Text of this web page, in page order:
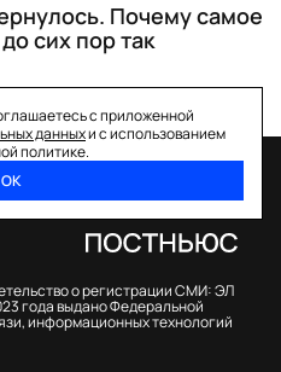
Почему самое
сих пор так
с приложенной
данныхи с использованием
политике.
ОК
о регистрации СМИ: ЭЛ
года выдано Федеральной
информационных технологий